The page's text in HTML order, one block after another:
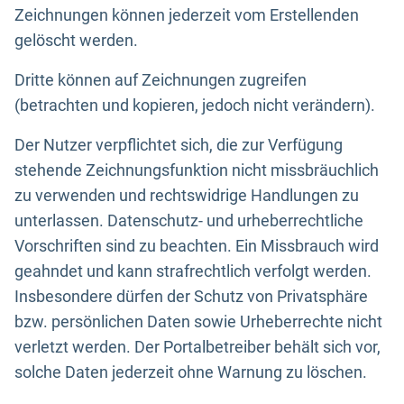
Zeichnungen können jederzeit vom Erstellenden
gelöscht werden.
Dritte können auf Zeichnungen zugreifen
(betrachten und kopieren, jedoch nicht verändern).
Der Nutzer verpflichtet sich, die zur Verfügung
stehende Zeichnungsfunktion nicht missbräuchlich
zu verwenden und rechtswidrige Handlungen zu
unterlassen. Datenschutz- und urheberrechtliche
Vorschriften sind zu beachten. Ein Missbrauch wird
geahndet und kann strafrechtlich verfolgt werden.
Insbesondere dürfen der Schutz von Privatsphäre
bzw. persönlichen Daten sowie Urheberrechte nicht
verletzt werden. Der Portalbetreiber behält sich vor,
solche Daten jederzeit ohne Warnung zu löschen.